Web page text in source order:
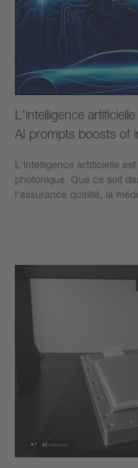
L'intelligence
AI prompts boosts of
L'intelligence artificielle
photonique. Que ce soit
l'assurance qualité, la